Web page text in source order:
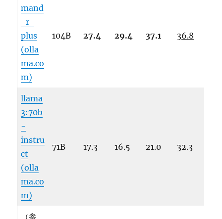
mand
-r-
plus
(olla
ma.co
m)
104B 27.4 29.4 37.1 36.8
llama
3:70b
-
instru
ct
(olla
ma.co
m)
71B 17.3 16.5 21.0 32.3
（参